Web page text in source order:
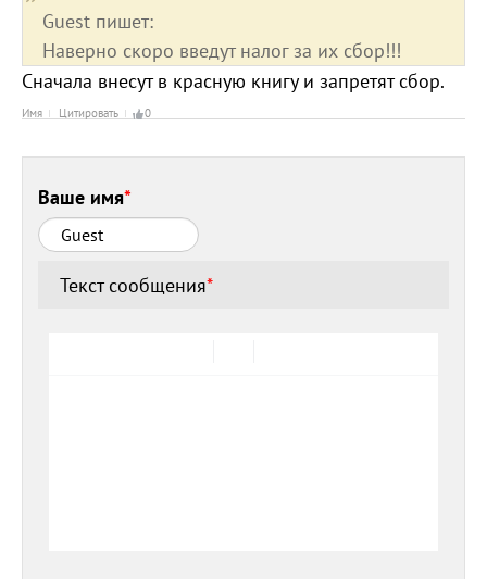
Guest пишет:
Наверно скоро введут налог за их сбор!!!
Сначала внесут в красную книгу и запретят сбор.
Имя Цитировать 0
Ваше имя*
Текст сообщения*